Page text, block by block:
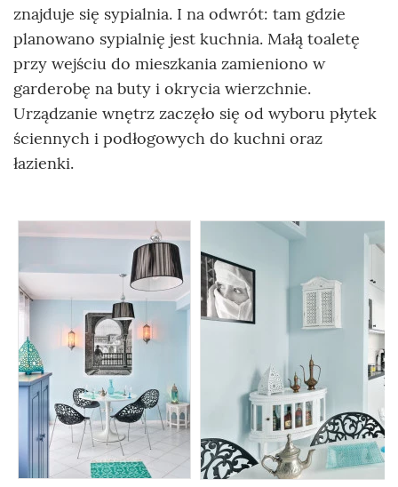
znajduje się sypialnia. I na odwrót: tam gdzie
planowano sypialnię jest kuchnia. Małą toaletę
przy wejściu do mieszkania zamieniono w
garderobę na buty i okrycia wierzchnie.
Urządzanie wnętrz zaczęło się od wyboru płytek
ściennych i podłogowych do kuchni oraz
łazienki.